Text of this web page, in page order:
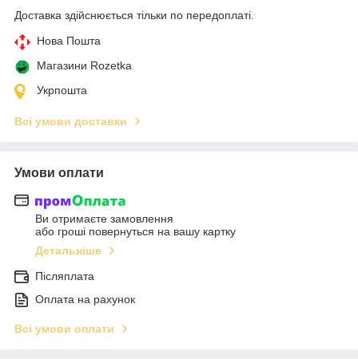
Доставка здійснюється тільки по передоплаті.
Нова Пошта
Магазини Rozetka
Укрпошта
Всі умови доставки
Умови оплати
Ви отримаєте замовлення
або гроші повернуться на вашу картку
Детальніше
Післяплата
Оплата на рахунок
Всі умови оплати